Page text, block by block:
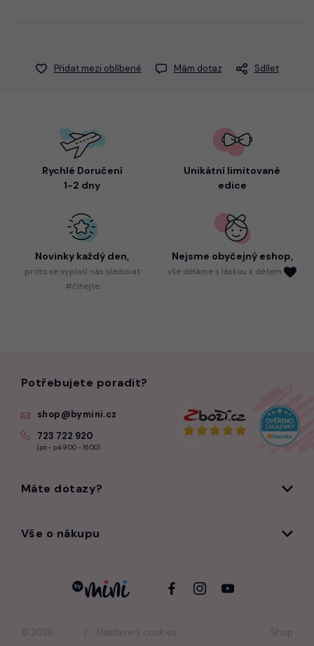
Přidat mezi oblíbené Mám dotaz Sdílet
Rychlé Doručení
1-2 dny
Unikátní limitované
edice
Novinky každý den,
protose vyplatí nás sledovat
#číhejte
Nejsme obyčejný eshop,
vše děláme s láskou k dětem
© 2026
Nastavení cookies
Shop
Potřebujete poradit?
shop@bymini.cz
723 722 920
(po - pá 9:00 - 16:00)
Máte dotazy?
Vše o nákupu